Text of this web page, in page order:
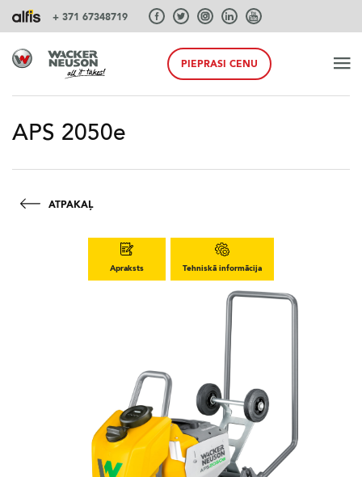
+ 371 67348719
PRODUKTI
SISTĒMAS
AKCIJA PAVASARIS
AKSESUĀRI
LIETOTĀ TEHNIKA
PIEPRASI CENU
APS 2050e
ATPAKAĻ
Apraksts Tehniskā informācija